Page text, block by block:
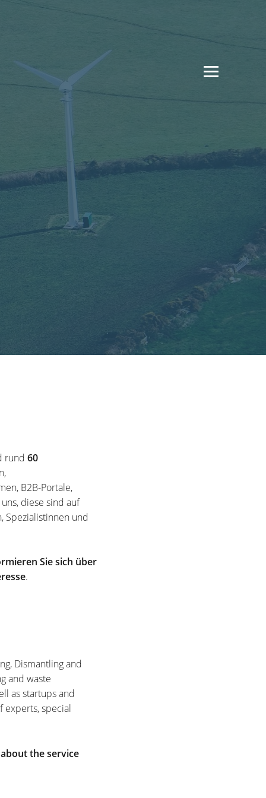
rund 60
B2B-Portale,
diese sind auf
Spezialistinnen und
Sie sich über
.
Dismantling and
and waste
as startups and
experts, special
the service